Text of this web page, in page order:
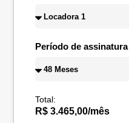
Período de assinatura
Total:
R$ 3.465,00/mês